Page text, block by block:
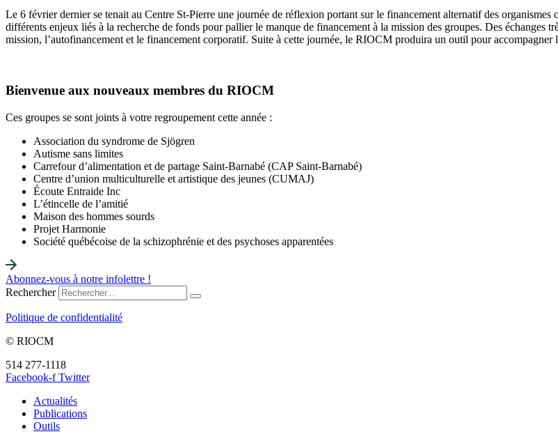
Le 6 février dernier se tenait au Centre St-Pierre une journée de réflexion portant sur le financement alternatif des organismes
différents enjeux liés à la recherche de fonds pour pallier le manque de financement à la mission des groupes. Des échanges
mission, l’autofinancement et le financement corporatif. Suite à cette journée, le RIOCM produira un outil pour accompagner
Bienvenue aux nouveaux membres du RIOCM
Ces groupes se sont joints à votre regroupement cette année :
Association du syndrome de Sjögren
Autisme sans limites
Carrefour d’alimentation et de partage Saint-Barnabé (CAP Saint-Barnabé)
Centre d’union multiculturelle et artistique des jeunes (CUMAJ)
Écoute Entraide Inc
L’étincelle de l’amitié
Maison des hommes sourds
Projet Harmonie
Société québécoise de la schizophrénie et des psychoses apparentées
Abonnez-vous à notre infolettre !
Rechercher
Politique de confidentialité
© RIOCM
514 277-1118
Facebook-f Twitter
Actualités
Publications
Outils